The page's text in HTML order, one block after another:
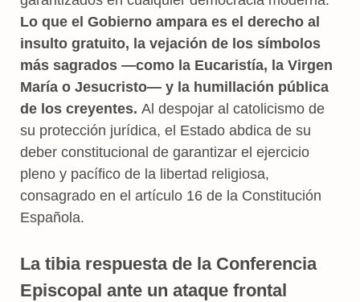
Lo que el Gobierno ampara es el derecho al
insulto gratuito, la vejación de los símbolos
más sagrados —como la Eucaristía, la Virgen
María o Jesucristo— y la humillación pública
de los creyentes. Al despojar al catolicismo de
su protección jurídica, el Estado abdica de su
deber constitucional de garantizar el ejercicio
pleno y pacífico de la libertad religiosa,
consagrado en el artículo 16 de la Constitución
Española.
La tibia respuesta de la Conferencia
Episcopal ante un ataque frontal